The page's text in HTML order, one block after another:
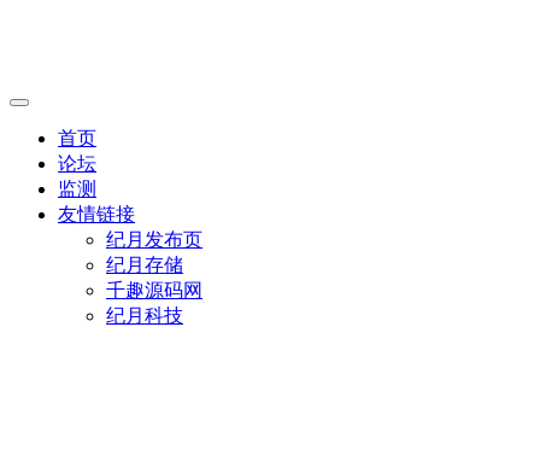
首页
论坛
监测
友情链接
纪月发布页
纪月存储
千趣源码网
纪月科技